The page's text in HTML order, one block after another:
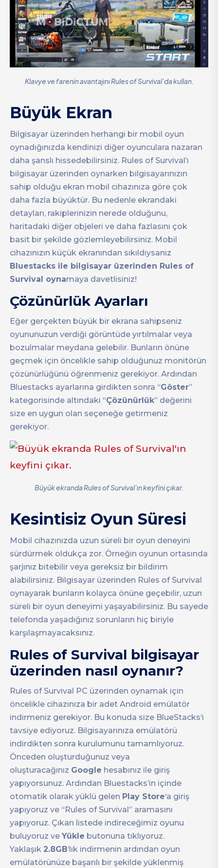
Klavye ve farenin avantajını Rules of Survival’da kullan.
Büyük Ekran
Bilgisayar üzerinden herhangi bir mobil oyun
oynadığınızda kendinizi diğer oyunculara nazaran
daha şanslı hissedebilirsiniz. Rules of Survival’ı
bilgisayar üzerinden oynarken bilgisayarınızın
sahip olduğu ekran mobil cihazınıza göre çok
daha fazla büyüktür. Bu nedenle ekrandaki
detayları, rakiplerinizin nerede olduğunu,
haritadaki diğer objeleri ve daha fazlasını çok
basit bir şekilde gözlemleyebilirsiniz. Mobil
cihazınızın küçük ekranından sıkıldıysanız
Bluestacks ile bilgisayar üzerinden Rules of
Survival oynamaya davetlisiniz!
Çözünürlük Ayarları
Eğer gerçekten büyük bir ekrana sahipseniz
oyununuzun verdiği görüntüde yırtılmalar veya
bozulmalar meydana gelebilir. Bunların önüne
geçmek için öncelikle sahip olduğunuz monitörün
çözünürlüğünü öğrenmeniz gerekiyor. Ardından
Bluestacks ayarlarına girdikten sonra “Göster”
kategorisinde altındaki “Çözünürlük” değerini
size en uygun olan seçeneğe getirmeniz
gerekiyor.
Büyük ekranda Rules of Survival’ın keyfini çıkar.
Kesintisiz Oyun Süresi
Mobil cihazınızda uzun süreli bir oyun deneyini
sürdürmek oldukça zor. Örneğin oyunun ortasında
şarjınız bitebilir veya gereksiz bir bildirim
alabilirsiniz. Bilgisayar üzerinden Rules of Survival
oynayarak bunların kolayca önüne geçebilir, uzun
süreli bir oyun deneyimi yaşayabilirsiniz. Bu sayede
telefonda yaşadığınız sorunların hiç biriyle
karşılaşmayacaksınız.
Rules of Survival bilgisayar
üzerinden nasıl oynanır?
Rules of Survival PC üzerinden oynamak için
öncelikle cihazınıza bir adet Android emülatör
indirmeniz gerekiyor. Bu konuda size BlueStacks‘i
tavsiye ediyoruz. Bilgisayarınıza emülatörü
indirdikten sonra kurulumunu tamamlıyoruz.
Önceden oluşturduğunuz veya
oluşturacağınız Google hesabınız ile giriş
yapıyorsunuz. Ardından Bluestacks’in içinde
otomatik olarak yüklü gelen Play Store‘a giriş
yapıyoruz ve “Rules of Survival” aramasını
yapıyoruz. Çıkan listede indireceğimiz oyunu
buluyoruz ve Yükle butonuna tıklıyoruz.
Yaklaşık 2.8GB‘lık indirmenin ardından oyun
emülatörünüze başarılı bir şekilde yüklenmiş